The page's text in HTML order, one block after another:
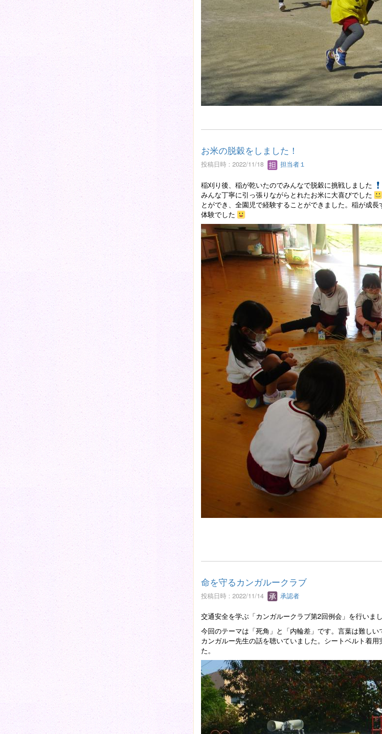
お米の脱穀をしました！
投稿日時 : 2022/11/18 担当者１
稲刈り後、稲が乾いたのでみんなで脱穀に挑戦しました
みんな丁寧に引っ張りながらとれたお米に大喜びでした
とができ、全園児で経験することができました。稲が成
体験でした
命を守るカンガルークラブ
投稿日時 : 2022/11/14 承認者
交通安全を学ぶ「カンガルークラブ第2回例会」を行いまし
今回のテーマは「死角」と「内輪差」です。言葉は難し
カンガルー先生の話を聴いていました。シートベルト着
た。